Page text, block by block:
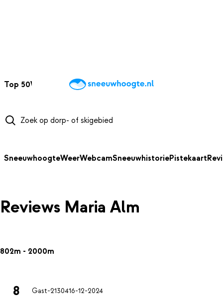
Top 50Webcams WintersportweerKaarten
SneeuwhoogteWeerWebcamSneeuwhistoriePistekaart
Reviews Maria Alm
802m - 2000m
8 Gast-2130416-12-2024